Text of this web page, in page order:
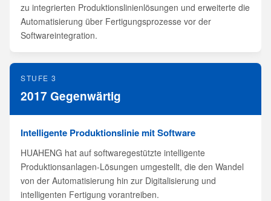
zu integrierten Produktionslinienlösungen und erweiterte die
Automatisierung über Fertigungsprozesse vor der
Softwareintegration.
STUFE 3
2017 Gegenwärtig
Intelligente Produktionslinie mit Software
HUAHENG hat auf softwaregestützte intelligente
Produktionsanlagen-Lösungen umgestellt, die den Wandel
von der Automatisierung hin zur Digitalisierung und
intelligenten Fertigung vorantreiben.